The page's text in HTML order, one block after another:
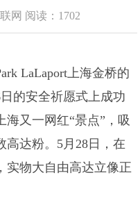
网 阅读：1702
LaLaport上海金桥的
的安全祈愿式上成功
又一网红“景点”，吸
高达粉。5月28日，在
实物大自由高达立像正